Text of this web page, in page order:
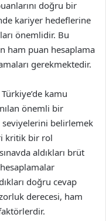
doğru bir
kariyer hedeflerine
önemlidir. Bu
ham puan hesaplama
gerekmektedir.
kamu
önemli bir
seviyelerini belirlemek
kritik bir rol
aldıkları brüt
doğru cevap
zorluk derecesi, ham